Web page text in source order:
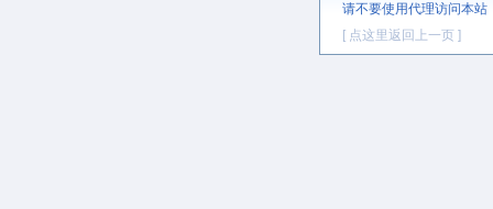
请不要使用代理访问本站
[ 点这里返回上一页 ]